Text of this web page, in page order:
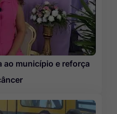
ao município e reforça